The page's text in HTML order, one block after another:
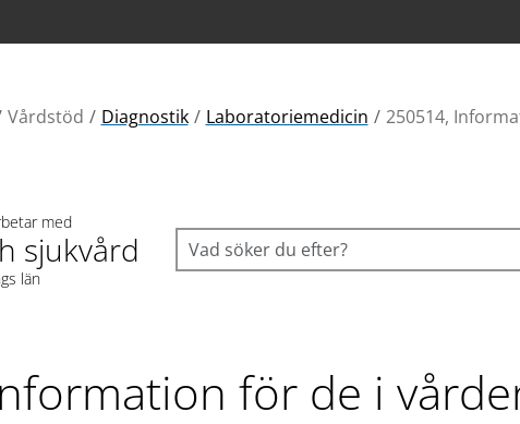
Vårdstöd Diagnostik Laboratoriemedicin 250514,
med
sjukvård
län
för de i